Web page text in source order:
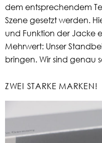
dem entsprechendem
Szene gesetzt werden.
und Funktion der Jacke
Mehrwert: Unser
bringen. Wir sind genau
ZWEI STARKE MARKEN!